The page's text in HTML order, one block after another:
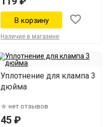
Наличие в магазине
Уплотнение для клампа 3
дюйма
нет отзывов
45 ₽